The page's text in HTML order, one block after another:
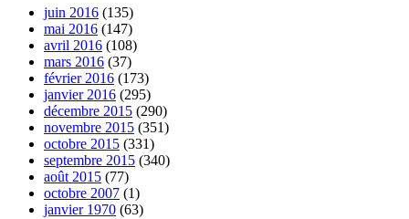
juin 2016 (135)
mai 2016 (147)
avril 2016 (108)
mars 2016 (37)
février 2016 (173)
janvier 2016 (295)
décembre 2015 (290)
novembre 2015 (351)
octobre 2015 (331)
septembre 2015 (340)
août 2015 (77)
octobre 2007 (1)
janvier 1970 (63)